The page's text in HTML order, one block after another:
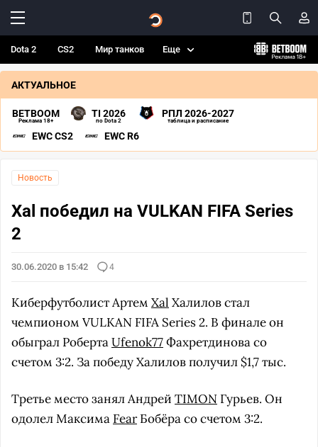
Dota 2 CS2 Мир танков Еще
АКТУАЛЬНОЕ
BETBOOM
Реклама 18+
TI 2026
по Dota 2
РПЛ 2026-2027
таблица и расписание
EWC CS2 EWC R6
Новость
Xal победил на VULKAN FIFA Series
2
30.06.2020 в 15:42 4
Киберфутболист Артем Xal Халилов стал
чемпионом VULKAN FIFA Series 2. В финале он
обыграл РобертаUfenok77Фахретдинова со
счетом 3:2. За победу Халилов получил $1,7 тыс.
Третье место занял Андрей TIMON Гурьев. Он
одолел Максима FearБобёра со счетом 3:2.